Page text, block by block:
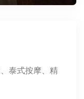
泰式按摩、精